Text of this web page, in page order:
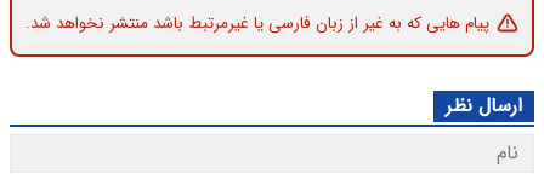
پیام هایی که به غیر از زبان فارسی یا غیرمرتبط باشد منتشر نخواهد شد.
ارسال نظر